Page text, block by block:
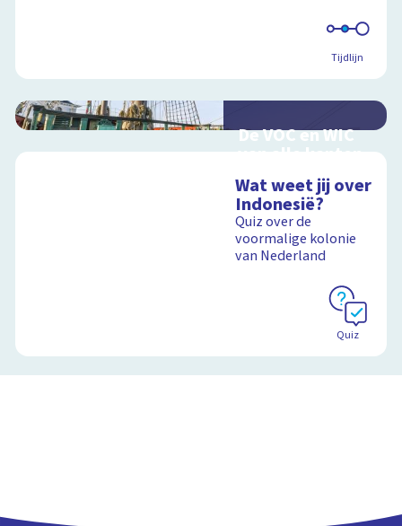
Tijdlijn
De VOC en WIC
van alle kanten
over zee
Schoolplaat
Wat weet jij over
Indonesië?
Quiz over de
voormalige kolonie
van Nederland
Quiz